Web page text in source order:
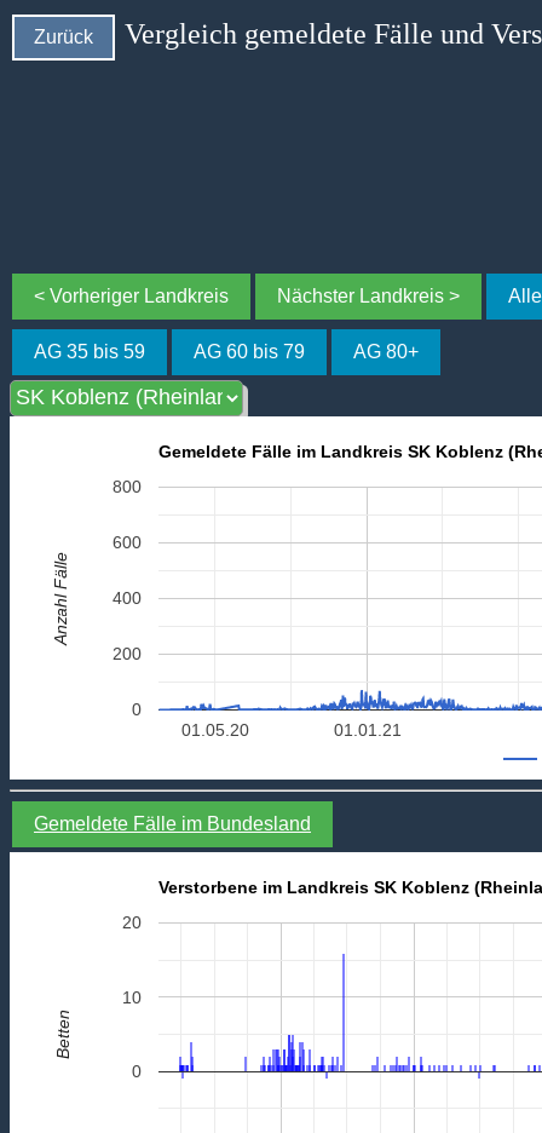
Zurück Vergleich gemeldete Fälle und
< Vorheriger Landkreis Nächster Landkreis >
AG 35 bis 59 AG 60 bis 79 AG 80+
Gemeldete Fälle im Landkreis SK Koblenz
01.01.21
01.05.20
0
200
400
600
800
Anzahl Fälle
Gemeldete Fälle im Bundesland
Verstorbene im Landkreis SK Koblenz
0
10
20
Betten